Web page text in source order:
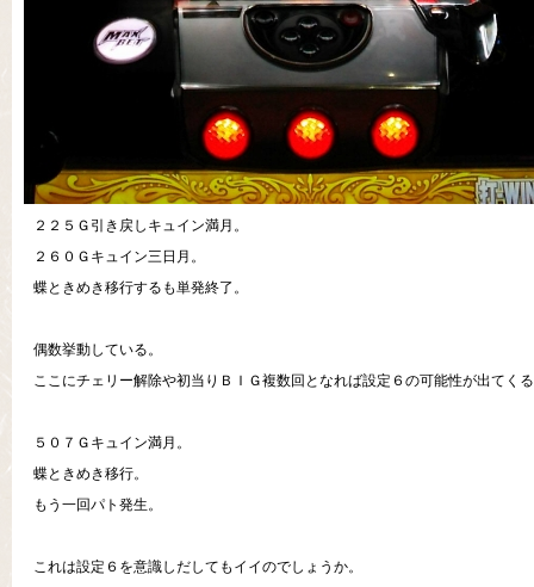
２２５Ｇ引き戻しキュイン満月。
２６０Ｇキュイン三日月。
蝶ときめき移行するも単発終了。
偶数挙動している。
ここにチェリー解除や初当りＢＩＧ複数回となれば設定６の可能性が出てく
５０７Ｇキュイン満月。
蝶ときめき移行。
もう一回パト発生。
これは設定６を意識しだしてもイイのでしょうか。